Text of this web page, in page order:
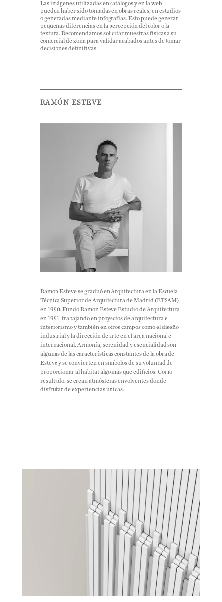
Las imágenes utilizadas en catálogos y en la web
pueden haber sido tomadas en obras reales, en estudios
o generadas mediante infografías. Esto puede generar
pequeñas diferencias en la percepción del color o la
textura. Recomendamos solicitar muestras físicas a su
comercial de zona para validar acabados antes de tomar
decisiones definitivas.
RAMÓN ESTEVE
Ramón Esteve se graduó en Arquitectura en la Escuela
Técnica Superior de Arquitectura de Madrid (ETSAM)
en 1990. Fundó Ramón Esteve Estudio de Arquitectura
en 1991, trabajando en proyectos de arquitectura e
interiorismo y también en otros campos como el diseño
industrial y la dirección de arte en el área nacional e
internacional. Armonía, serenidad y esencialidad son
algunas de las características constantes de la obra de
Esteve y se convierten en símbolos de su voluntad de
proporcionar al hábitat algo más que edificios. Como
resultado, se crean atmósferas envolventes donde
disfrutar de experiencias únicas.